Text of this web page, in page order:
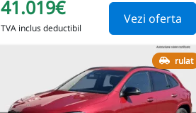
41.019€
TVA inclus deductibil
Vezi oferta
rulat